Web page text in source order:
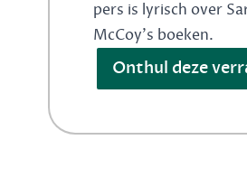
pers is lyrisch over
McCoy's boeken.
Onthul deze